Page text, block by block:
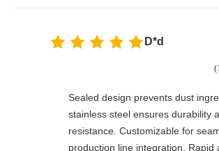
D*d
Sealed design prevents dust
stainless steel ensures durability
resistance. Customizable for
production line integration. Rapid